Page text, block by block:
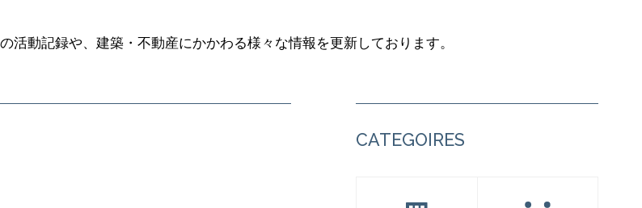
活動記録や、建築・不動産にかかわる様々な情報を更新しております。
CATEGOIRES